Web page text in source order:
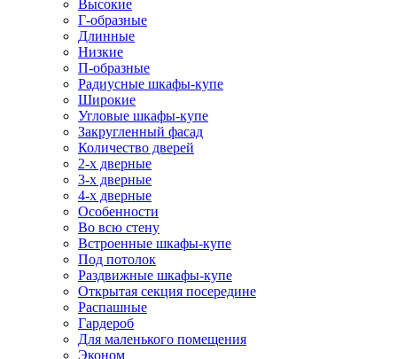
Высокие
Г-образные
Длинные
Низкие
П-образные
Радиусные шкафы-купе
Широкие
Угловые шкафы-купе
Закругленный фасад
Количество дверей
2-х дверные
3-х дверные
4-х дверные
Особенности
Во всю стену
Встроенные шкафы-купе
Под потолок
Раздвижные шкафы-купе
Открытая секция посередине
Распашные
Гардероб
Для маленького помещения
Эконом